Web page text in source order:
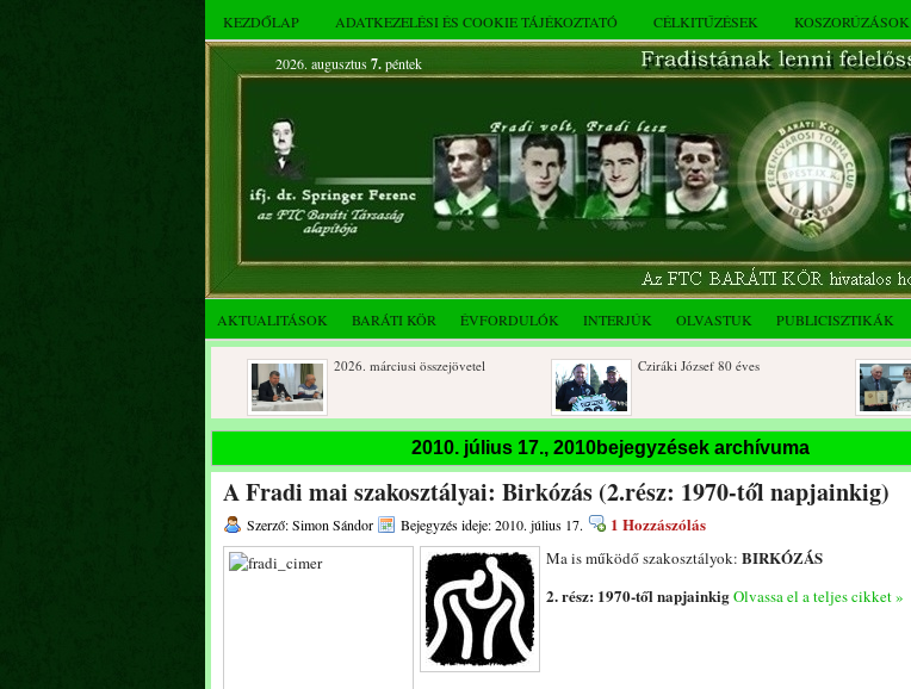
KEZDŐLAP ADATKEZELÉSI ÉS COOKIE TÁJÉKOZTATÓ CÉLKITŰZÉSEK KOSZORÚZÁSOK
2026. augusztus 7.péntek
AKTUALITÁSOK BARÁTI KÖR ÉVFORDULÓK INTERJÚK OLVASTUK PUBLICISZTIKÁK
2026. márciusi összejövetel Cziráki József 80 éves
Dálnoki József 90 éves
Albert Flórián sírjának
megkoszorúzása
2010. július 17., 2010bejegyzések archívuma
A Fradi mai szakosztályai: Birkózás (2.rész: 1970-től napjainkig)
Szerző: Simon Sándor Bejegyzés ideje: 2010. július 17. 1 Hozzászólás
Ma is működő szakosztályok: BIRKÓZÁS
2. rész: 1970-től napjainkigOlvassa el a teljes cikket »